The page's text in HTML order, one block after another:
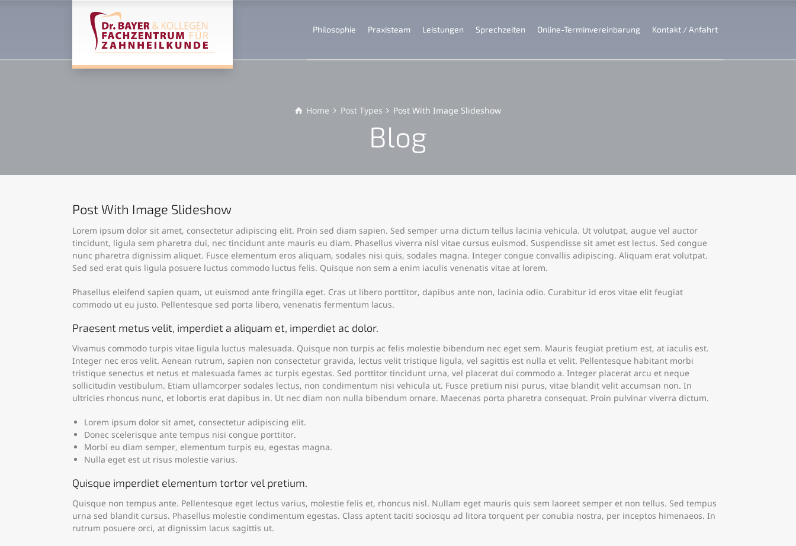
Philosophie Praxisteam Leistungen Sprechzeiten Online-Terminvereinbarung Kontakt / Anfahrt
Home Post Types Post With Image Slideshow
Blog
Post With Image Slideshow
Lorem ipsum dolor sit amet, consectetur adipiscing elit. Proin sed diam sapien. Sed semper urna dictum tellus lacinia vehicula. Ut volutpat, augue vel auctor
tincidunt, ligula sem pharetra dui, nec tincidunt ante mauris eu diam. Phasellus viverra nisl vitae cursus euismod. Suspendisse sit amet est lectus. Sed congue
nunc pharetra dignissim aliquet. Fusce elementum eros aliquam, sodales nisi quis, sodales magna. Integer congue convallis adipiscing. Aliquam erat volutpat.
Sed sed erat quis ligula posuere luctus commodo luctus felis. Quisque non sem a enim iaculis venenatis vitae at lorem.
Phasellus eleifend sapien quam, ut euismod ante fringilla eget. Cras ut libero porttitor, dapibus ante non, lacinia odio. Curabitur id eros vitae elit feugiat
commodo ut eu justo. Pellentesque sed porta libero, venenatis fermentum lacus.
Praesent metus velit, imperdiet a aliquam et, imperdiet ac dolor.
Vivamus commodo turpis vitae ligula luctus malesuada. Quisque non turpis ac felis molestie bibendum nec eget sem. Mauris feugiat pretium est, at iaculis est.
Integer nec eros velit. Aenean rutrum, sapien non consectetur gravida, lectus velit tristique ligula, vel sagittis est nulla et velit. Pellentesque habitant morbi
tristique senectus et netus et malesuada fames ac turpis egestas. Sed porttitor tincidunt urna, vel placerat dui commodo a. Integer placerat arcu et neque
sollicitudin vestibulum. Etiam ullamcorper sodales lectus, non condimentum nisi vehicula ut. Fusce pretium nisi purus, vitae blandit velit accumsan non. In
ultricies rhoncus nunc, et lobortis erat dapibus in. Ut nec diam non nulla bibendum ornare. Maecenas porta pharetra consequat. Proin pulvinar viverra dictum.
Lorem ipsum dolor sit amet, consectetur adipiscing elit.
Donec scelerisque ante tempus nisi congue porttitor.
Morbi eu diam semper, elementum turpis eu, egestas magna.
Nulla eget est ut risus molestie varius.
Quisque imperdiet elementum tortor vel pretium.
Quisque non tempus ante. Pellentesque eget lectus varius, molestie felis et, rhoncus nisl. Nullam eget mauris quis sem laoreet semper et non tellus. Sed tempus
urna sed blandit cursus. Phasellus molestie condimentum egestas. Class aptent taciti sociosqu ad litora torquent per conubia nostra, per inceptos himenaeos. In
rutrum posuere orci, at dignissim lacus sagittis ut.